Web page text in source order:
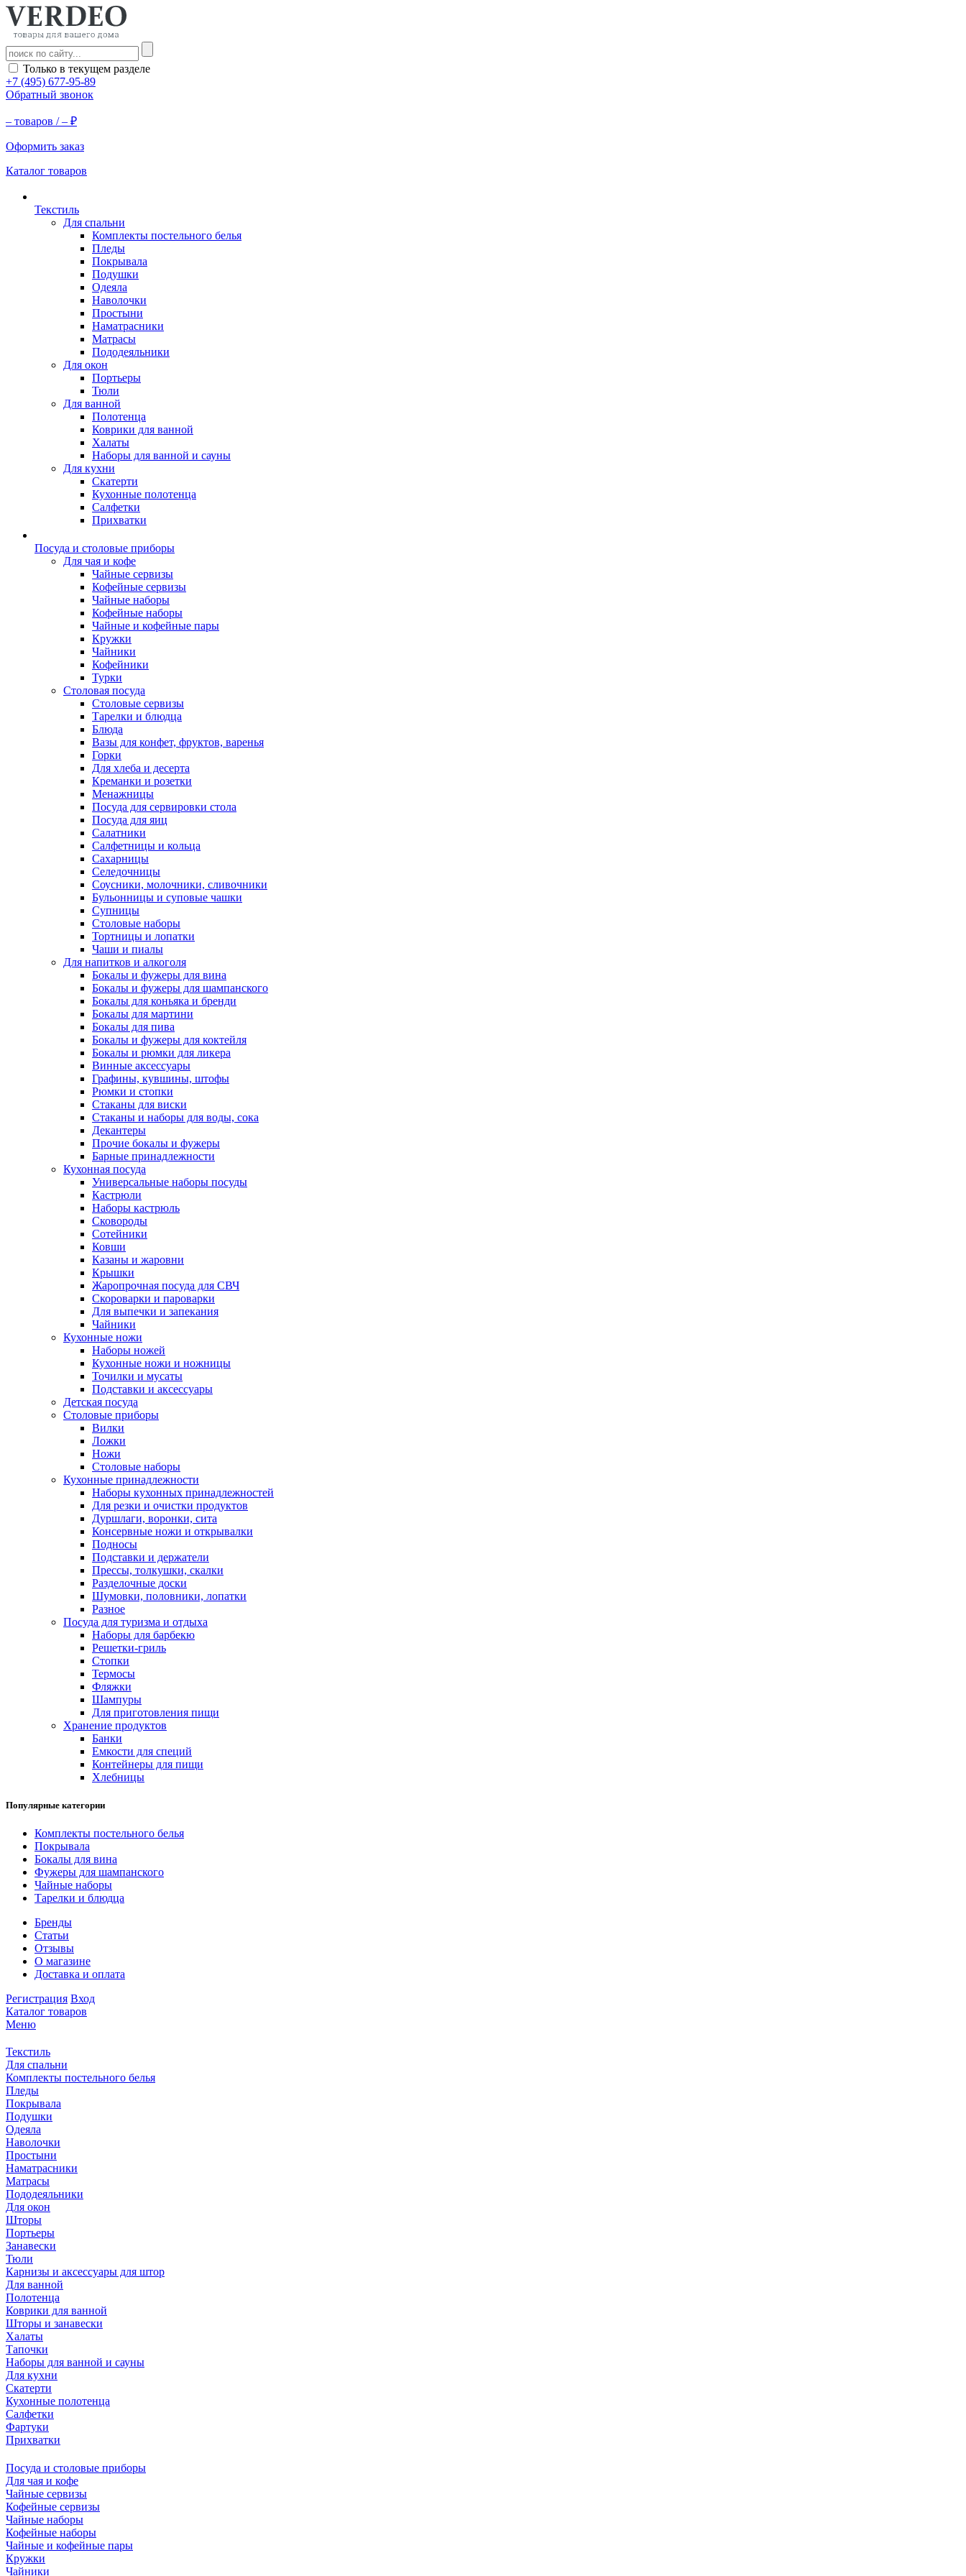
Только в текущем разделе
+7 (495) 677-95-89
Обратный звонок
– товаров /– ₽
Оформить заказ
Каталог товаров
Текстиль
Для спальни
Комплекты постельного белья
Пледы
Покрывала
Подушки
Одеяла
Наволочки
Простыни
Наматрасники
Матрасы
Пододеяльники
Для окон
Портьеры
Тюли
Для ванной
Полотенца
Коврики для ванной
Халаты
Наборы для ванной и сауны
Для кухни
Скатерти
Кухонные полотенца
Салфетки
Прихватки
Посуда и столовые приборы
Для чая и кофе
Чайные сервизы
Кофейные сервизы
Чайные наборы
Кофейные наборы
Чайные и кофейные пары
Кружки
Чайники
Кофейники
Турки
Столовая посуда
Столовые сервизы
Тарелки и блюдца
Блюда
Вазы для конфет, фруктов, варенья
Горки
Для хлеба и десерта
Креманки и розетки
Менажницы
Посуда для сервировки стола
Посуда для яиц
Салатники
Салфетницы и кольца
Сахарницы
Селедочницы
Соусники, молочники, сливочники
Бульонницы и суповые чашки
Супницы
Столовые наборы
Тортницы и лопатки
Чаши и пиалы
Для напитков и алкоголя
Бокалы и фужеры для вина
Бокалы и фужеры для шампанского
Бокалы для коньяка и бренди
Бокалы для мартини
Бокалы для пива
Бокалы и фужеры для коктейля
Бокалы и рюмки для ликера
Винные аксессуары
Графины, кувшины, штофы
Рюмки и стопки
Стаканы для виски
Стаканы и наборы для воды, сока
Декантеры
Прочие бокалы и фужеры
Барные принадлежности
Кухонная посуда
Универсальные наборы посуды
Кастрюли
Наборы кастрюль
Сковороды
Сотейники
Ковши
Казаны и жаровни
Крышки
Жаропрочная посуда для СВЧ
Скороварки и пароварки
Для выпечки и запекания
Чайники
Кухонные ножи
Наборы ножей
Кухонные ножи и ножницы
Точилки и мусаты
Подставки и аксессуары
Детская посуда
Столовые приборы
Вилки
Ложки
Ножи
Столовые наборы
Кухонные принадлежности
Наборы кухонных принадлежностей
Для резки и очистки продуктов
Дуршлаги, воронки, сита
Консервные ножи и открывалки
Подносы
Подставки и держатели
Прессы, толкушки, скалки
Разделочные доски
Шумовки, половники, лопатки
Разное
Посуда для туризма и отдыха
Наборы для барбекю
Решетки-гриль
Стопки
Термосы
Фляжки
Шампуры
Для приготовления пищи
Хранение продуктов
Банки
Емкости для специй
Контейнеры для пищи
Хлебницы
Популярные категории
Комплекты постельного белья
Покрывала
Бокалы для вина
Фужеры для шампанского
Чайные наборы
Тарелки и блюдца
Бренды
Статьи
Отзывы
О магазине
Доставка и оплата
Регистрация Вход
Каталог товаров
Меню
Текстиль
Для спальни
Комплекты постельного белья
Пледы
Покрывала
Подушки
Одеяла
Наволочки
Простыни
Наматрасники
Матрасы
Пододеяльники
Для окон
Шторы
Портьеры
Занавески
Тюли
Карнизы и аксессуары для штор
Для ванной
Полотенца
Коврики для ванной
Шторы и занавески
Халаты
Тапочки
Наборы для ванной и сауны
Для кухни
Скатерти
Кухонные полотенца
Салфетки
Фартуки
Прихватки
Посуда и столовые приборы
Для чая и кофе
Чайные сервизы
Кофейные сервизы
Чайные наборы
Кофейные наборы
Чайные и кофейные пары
Кружки
Чайники